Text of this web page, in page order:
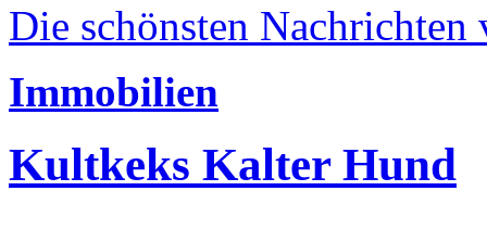
Die schönsten Nachrichten
Immobilien
Kultkeks Kalter Hund